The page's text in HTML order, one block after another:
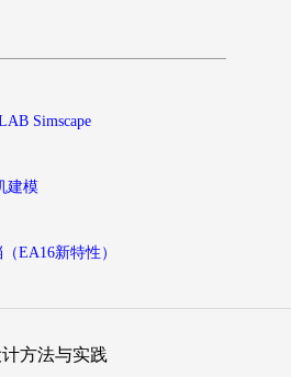
Simscape
建模
EA16新特性）